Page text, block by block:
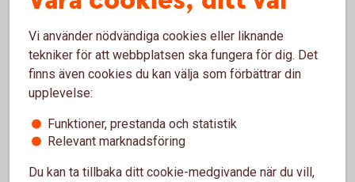
Handla värdepapper iappen
Vi använder nödvändiga cookies eller liknande
tekniker för att webbplatsen ska fungera för dig. Det
finns även cookies du kan välja som förbättrar din
upplevelse:
Funktioner, prestanda och statistik
Relevant marknadsföring
Du kan ta tillbaka ditt cookie-medgivande när du vill,